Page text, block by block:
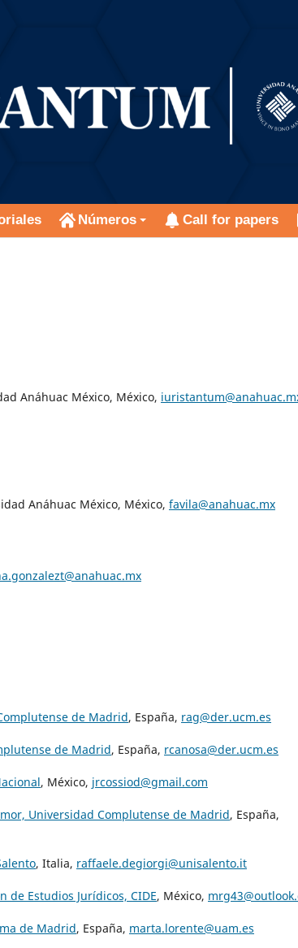
Números Call for papers
Anáhuac México, México,
Anáhuac México, México, favila@anahuac.mx
de Madrid, España, rag@der.ucm.es
de Madrid, España, rcanosa@der.ucm.es
, México, jrcossiod@gmail.com
Universidad Complutense de Madrid, España,
, Italia, raffaele.degiorgi@unisalento.it
de Estudios Jurídicos, CIDE, México,
de Madrid, España, marta.lorente@uam.es